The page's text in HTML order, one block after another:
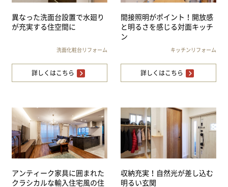
異なった洗面台設置で水廻り
が充実する住空間に
洗面化粧台リフォーム
詳しくはこちら
間接照明がポイント！開放感
と明るさを感じる対面キッチ
ン
キッチンリフォーム
詳しくはこちら
アンティーク家具に囲まれた
クラシカルな輸入住宅風の住
収納充実！自然光が差し込む
明るい玄関